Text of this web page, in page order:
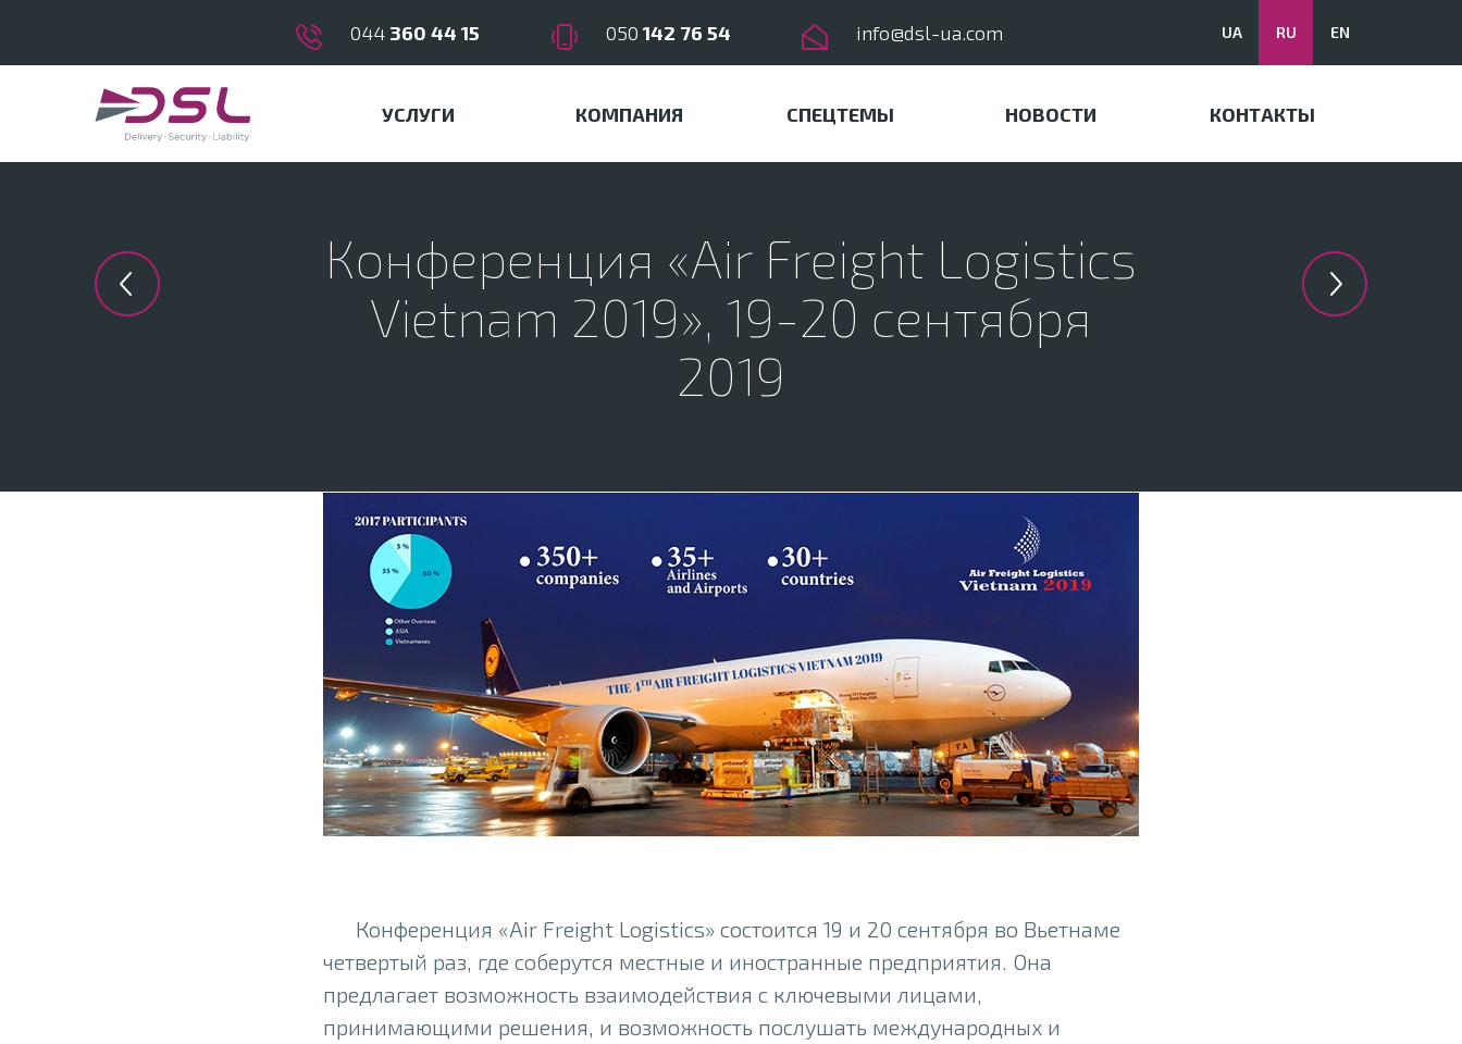
UA RU EN
044 360 44 15 050 142 76 54 info@dsl-ua.com
УСЛУГИ КОМПАНИЯ СПЕЦТЕМЫ НОВОСТИ КОНТАКТЫ
Конференция «Air Freight Logistics
Vietnam 2019», 19-20 сентября
2019
Previous in category
Конференция «Air Freight Logistics» состоится 19 и 20 сентября во Вьетнаме
четвертый раз, где соберутся местные и иностранные предприятия. Она
предлагает возможность взаимодействия с ключевыми лицами,
принимающими решения, и возможность послушать международных и